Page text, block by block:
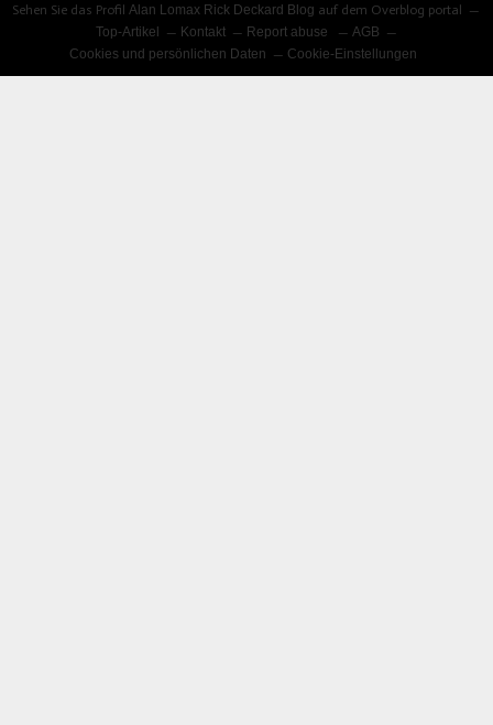
Sehen Sie das ProfilAlan Lomax Rick Deckard Blog auf dem Overblog portal
Top-Artikel
Kontakt Report abuse
AGB
Cookies und persönlichen Daten
Cookie-Einstellungen